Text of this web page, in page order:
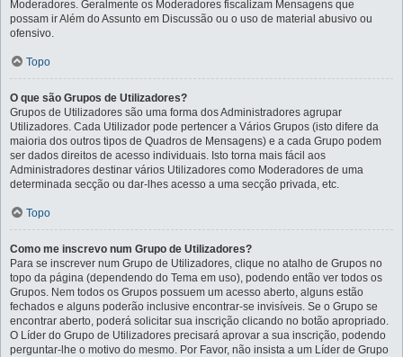
Moderadores. Geralmente os Moderadores fiscalizam Mensagens que
possam ir Além do Assunto em Discussão ou o uso de material abusivo ou
ofensivo.
Topo
O que são Grupos de Utilizadores?
Grupos de Utilizadores são uma forma dos Administradores agrupar
Utilizadores. Cada Utilizador pode pertencer a Vários Grupos (isto difere da
maioria dos outros tipos de Quadros de Mensagens) e a cada Grupo podem
ser dados direitos de acesso individuais. Isto torna mais fácil aos
Administradores destinar vários Utilizadores como Moderadores de uma
determinada secção ou dar-lhes acesso a uma secção privada, etc.
Topo
Como me inscrevo num Grupo de Utilizadores?
Para se inscrever num Grupo de Utilizadores, clique no atalho de Grupos no
topo da página (dependendo do Tema em uso), podendo então ver todos os
Grupos. Nem todos os Grupos possuem um acesso aberto, alguns estão
fechados e alguns poderão inclusive encontrar-se invisíveis. Se o Grupo se
encontrar aberto, poderá solicitar sua inscrição clicando no botão apropriado.
O Líder do Grupo de Utilizadores precisará aprovar a sua inscrição, podendo
perguntar-lhe o motivo do mesmo. Por Favor, não insista a um Líder de Grupo